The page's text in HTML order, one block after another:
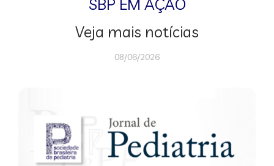
SBP EM AÇÃO
Veja mais notícias
08/06/2026